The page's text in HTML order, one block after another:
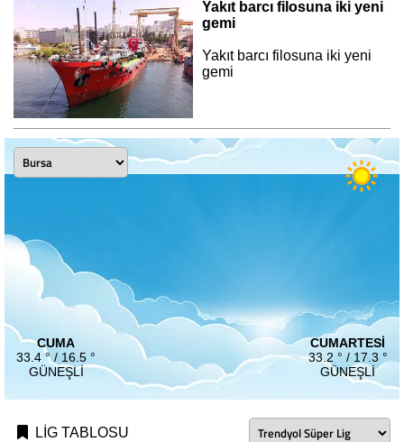
Yakıt barcı filosuna iki yeni
gemi
Yakıt barcı filosuna iki yeni
gemi
CUMA
33.4 ° / 16.5 °
GÜNEŞLI
CUMARTESI
33.2 ° / 17.3 °
GÜNEŞLI
LİG TABLOSU